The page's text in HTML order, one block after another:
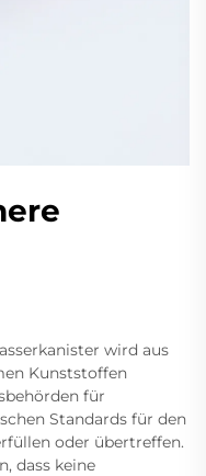
wird aus
Kunststoffen
für
Standards für den
oder übertreffen.
dass keine